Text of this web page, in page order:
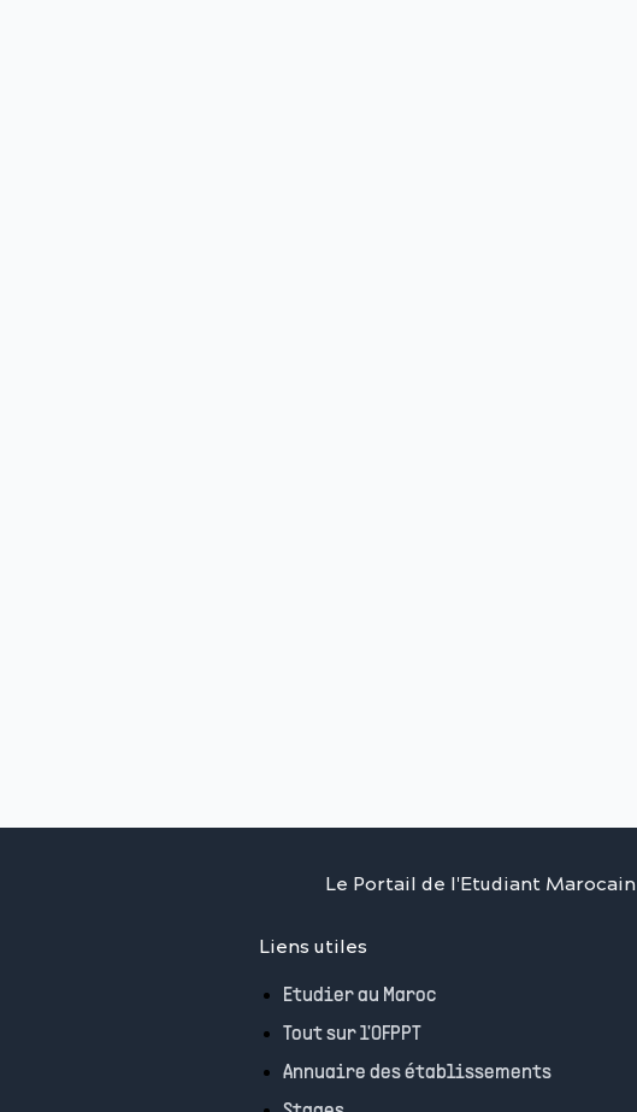
Le Portail de l'Etudiant Marocain
Liens utiles
Etudier au Maroc
Tout sur l'OFPPT
Annuaire des établissements